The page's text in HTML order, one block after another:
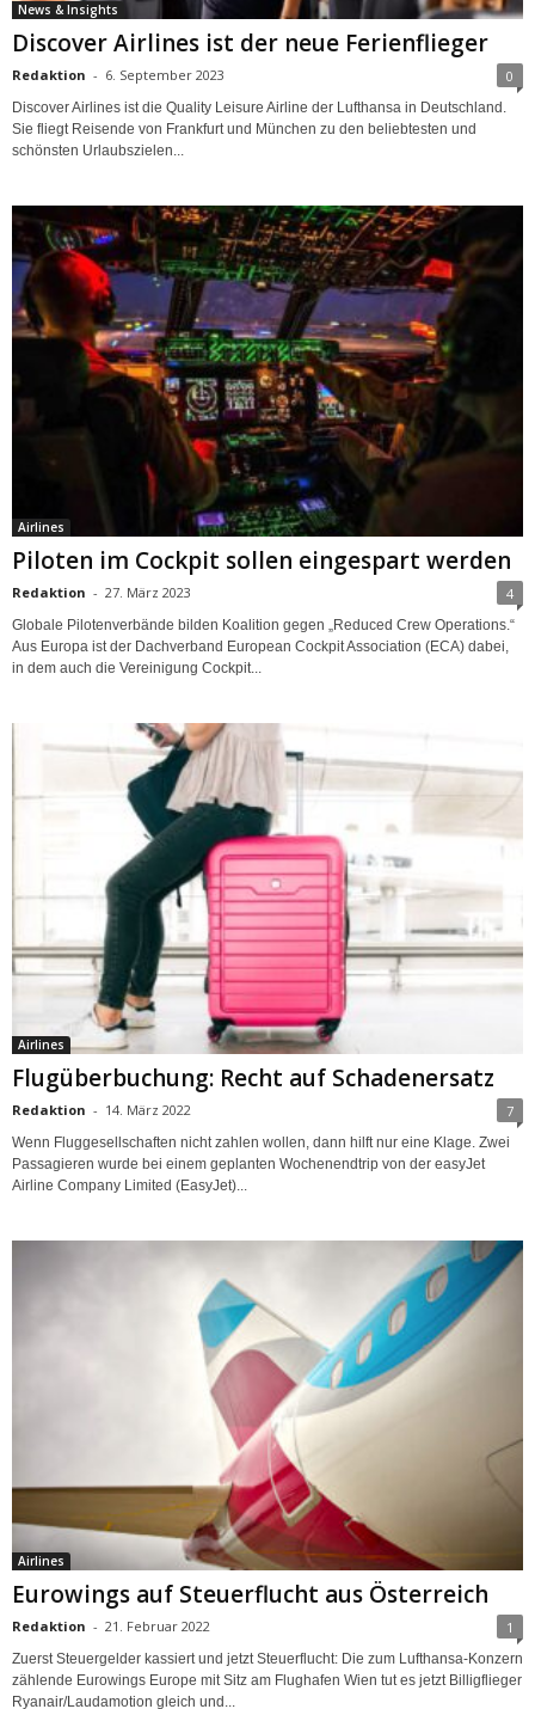
News & Insights
Discover Airlines ist der neue Ferienflieger
Redaktion - 6. September 2023 0
Discover Airlines ist die Quality Leisure Airline der Lufthansa in Deutschland.
Sie fliegt Reisende von Frankfurt und München zu den beliebtesten und
schönsten Urlaubszielen...
Airlines
Piloten im Cockpit sollen eingespart werden
Redaktion - 27. März 2023 4
Globale Pilotenverbände bilden Koalition gegen „Reduced Crew Operations.“
Aus Europa ist der Dachverband European Cockpit Association (ECA) dabei,
in dem auch die Vereinigung Cockpit...
Airlines
Flugüberbuchung: Recht auf Schadenersatz
Redaktion - 14. März 2022 7
Wenn Fluggesellschaften nicht zahlen wollen, dann hilft nur eine Klage. Zwei
Passagieren wurde bei einem geplanten Wochenendtrip von der easyJet
Airline Company Limited (EasyJet)...
Airlines
Eurowings auf Steuerflucht aus Österreich
Redaktion - 21. Februar 2022 1
Zuerst Steuergelder kassiert und jetzt Steuerflucht: Die zum Lufthansa-Konzern
zählende Eurowings Europe mit Sitz am Flughafen Wien tut es jetzt Billigflieger
Ryanair/Laudamotion gleich und...